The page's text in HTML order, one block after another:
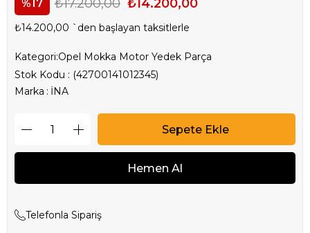
17 ₺17.200,00 ₺14.200,00
₺14.200,00 `den başlayan taksitlerle
Kategori:Opel Mokka Motor Yedek Parça
Stok Kodu
(42700141012345)
Marka : İNA
Telefonla Sipariş